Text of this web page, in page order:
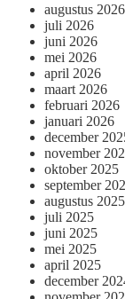
augustus 2026
juli 2026
juni 2026
mei 2026
april 2026
maart 2026
februari 2026
januari 2026
december
november
oktober 2025
september
augustus 2025
juli 2025
juni 2025
mei 2025
april 2025
december